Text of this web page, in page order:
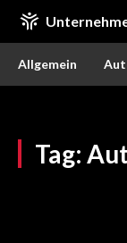
Allgemein
Tag: